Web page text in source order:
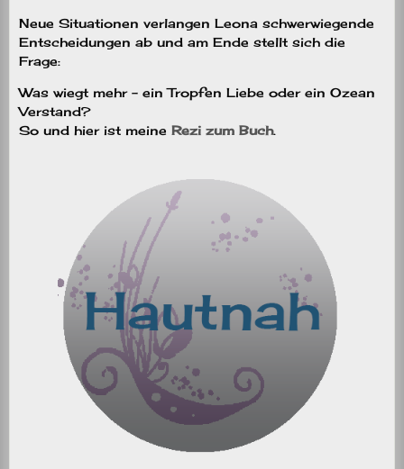
Neue Situationen verlangen Leona schwerwiegende
Entscheidungen ab und am Ende stellt sich die
Frage:
Was wiegt mehr – ein Tropfen Liebe oder ein Ozean
Verstand?
So und hier ist meine Rezi zum Buch.